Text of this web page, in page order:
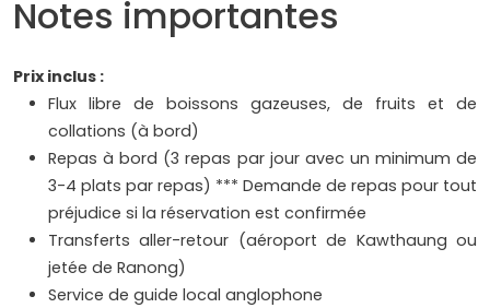
Notes importantes
Prix inclus :
Flux libre de boissons gazeuses, de fruits et de
collations (à bord)
Repas à bord (3 repas par jour avec un minimum de
3-4 plats par repas) *** Demande de repas pour tout
préjudice si la réservation est confirmée
Transferts aller-retour (aéroport de Kawthaung ou
jetée de Ranong)
Service de guide local anglophone